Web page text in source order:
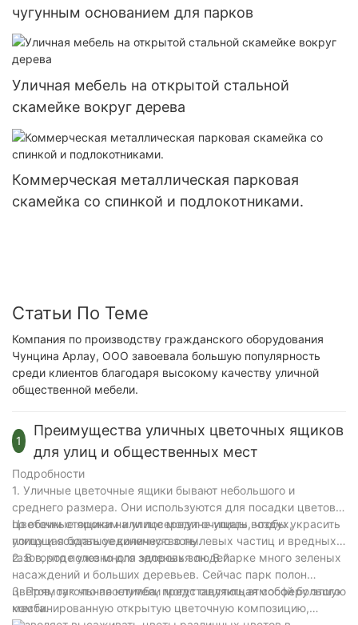
чугунным основанием для парков
Уличная мебель на открытой стальной
скамейке вокруг дерева
Коммерческая металлическая парковая
скамейка со спинкой и подлокотниками.
Статьи По Теме
Компания по производству гражданского оборудования
Чунцина Арлау, ООО завоевала большую популярность
среди клиентов благодаря высокому качеству уличной
общественной мебели.
1
Преимущества уличных цветочных ящиков
для улиц и общественных мест
Подробности
1. Уличные цветочные ящики бывают небольшого и
среднего размера. Они используются для посадки цветов
по обеим сторонам или посередине улицы, чтобы украсить
улицу и создать уединенную зону.
Цветочные ящики на улице могут очищать воздух,
поглощая большое количество пылевых частиц и вредных
газов, что полезно для здоровья людей.
2. В городе уже много зеленых зон. В парке много зеленых
насаждений и больших деревьев. Сейчас парк полон
цветов, так что посетители могут ощутить атмосферу этого
места.
3. Прямоугольная клумба, представляющая собой большую
комбинированную открытую цветочную композицию,